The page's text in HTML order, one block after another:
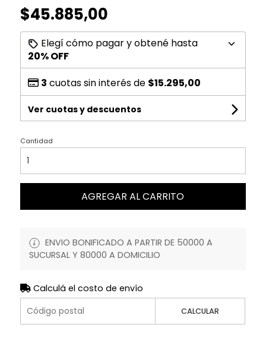
$45.885,00
Elegí cómo pagar y obtené hasta
20% OFF
3 cuotas sin interés de $15.295,00
Ver cuotas y descuentos
Cantidad
AGREGAR AL CARRITO
ENVIO BONIFICADO A PARTIR DE 50000 A
SUCURSAL Y 80000 A DOMICILIO
Calculá el costo de envío
CALCULAR